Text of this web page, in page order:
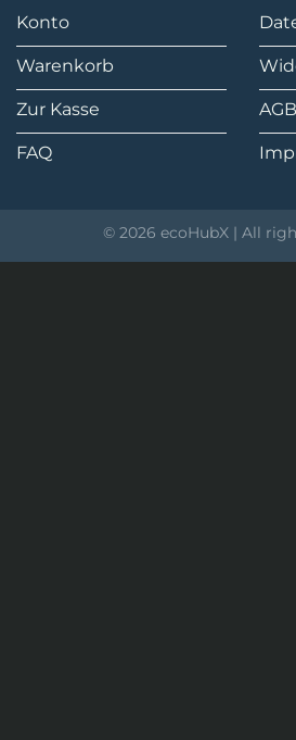
Konto
Warenkorb
Zur Kasse
FAQ
AGB
© 2026 ecoHubX | All